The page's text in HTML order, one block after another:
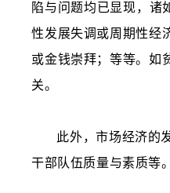
陷与问题均已显现，诸
性发展失调或周期性经
或金钱崇拜；等等。如
关。
此外，市场经济的
干部队伍质量与素质等。